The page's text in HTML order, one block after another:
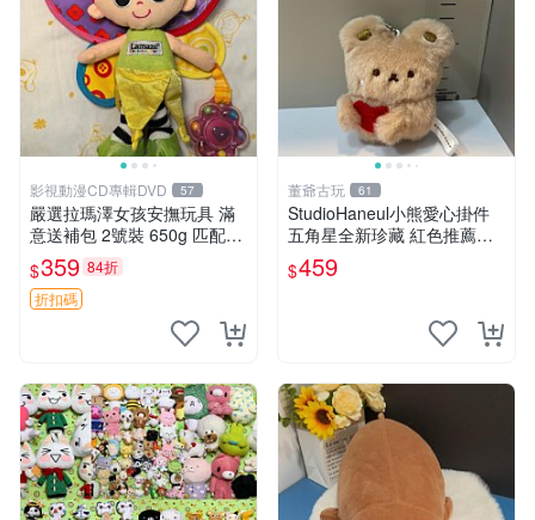
影視動漫CD專輯DVD 57
嚴選拉瑪澤女孩安撫玩具 滿
意送補包 2號裝 650g 匹配嬰
幼童舒壓好伴侶 女孩專用 安
心選擇 安撫玩偶 衝包 玩具
$359 84折
折扣碼
董爺古玩 61
StudioHaneul小熊愛心掛件
五角星全新珍藏 紅色推薦收
藏 玩具掛飾 掛件 新品
$459